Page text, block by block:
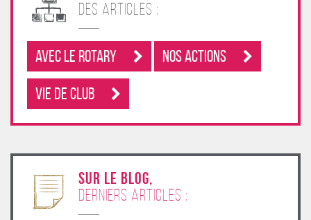
des articles :
Avec le rotary Nos Actions
Vie de club
sur le blog,
derniers articles :